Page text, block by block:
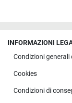
INFORMAZIONI
Condizioni generali
Cookies
Condizioni di